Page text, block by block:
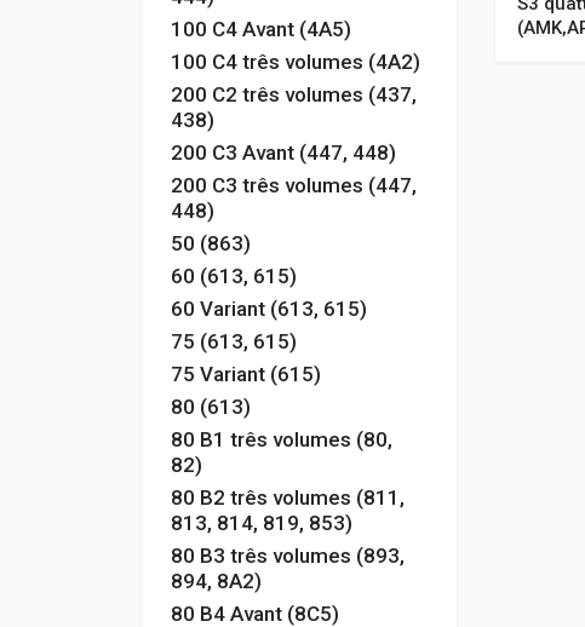
100 C4 Avant (4A5)
100 C4 três volumes (4A2)
200 C2 três volumes (437,
438)
200 C3 Avant (447, 448)
200 C3 três volumes (447,
448)
50 (863)
60 (613, 615)
60 Variant (613, 615)
75 (613, 615)
75 Variant (615)
80 (613)
80 B1 três volumes (80,
82)
80 B2 três volumes (811,
813, 814, 819, 853)
80 B3 três volumes (893,
894, 8A2)
80 B4 Avant (8C5)